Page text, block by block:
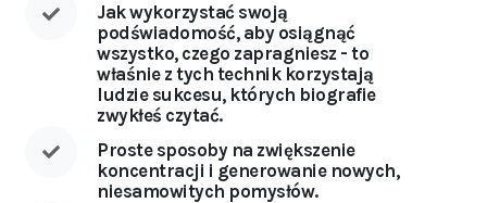
Jak wykorzystać swoją
podświadomość, aby osiągnąć
wszystko, czego zapragniesz - to
właśnie z tych technik korzystają
ludzie sukcesu, których biografie
zwykłeś czytać.
Proste sposoby na zwiększenie
koncentracji i generowanie nowych,
niesamowitych pomysłów.